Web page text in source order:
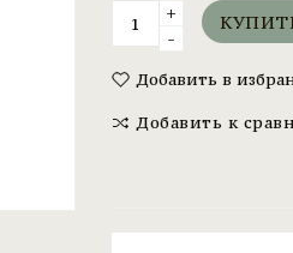
+
-
Добавить в
Добавить к